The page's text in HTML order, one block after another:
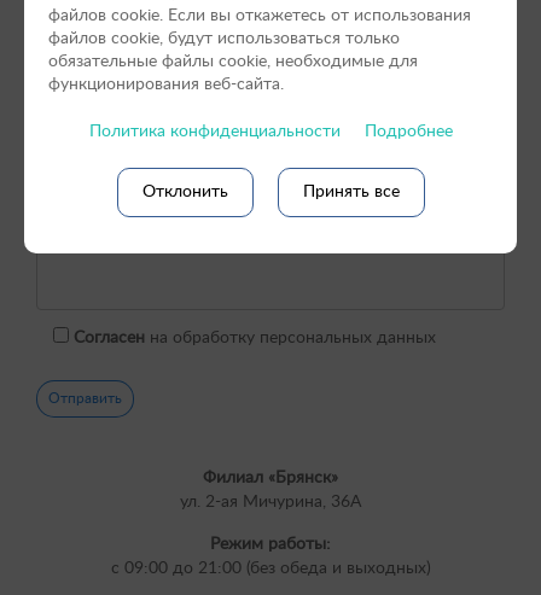
Согласен на обработку персональных данных
Филиал «Брянск»
ул. 2-ая Мичурина, 36А
Режим работы:
с 09:00 до 21:00 (без обеда и выходных)
файлов сookie. Если вы откажетесь от использования
файлов cookie, будут использоваться только
обязательные файлы cookie, необходимые для
функционирования веб-сайта.
Политика конфиденциальности Подробнее
Отклонить Принять все